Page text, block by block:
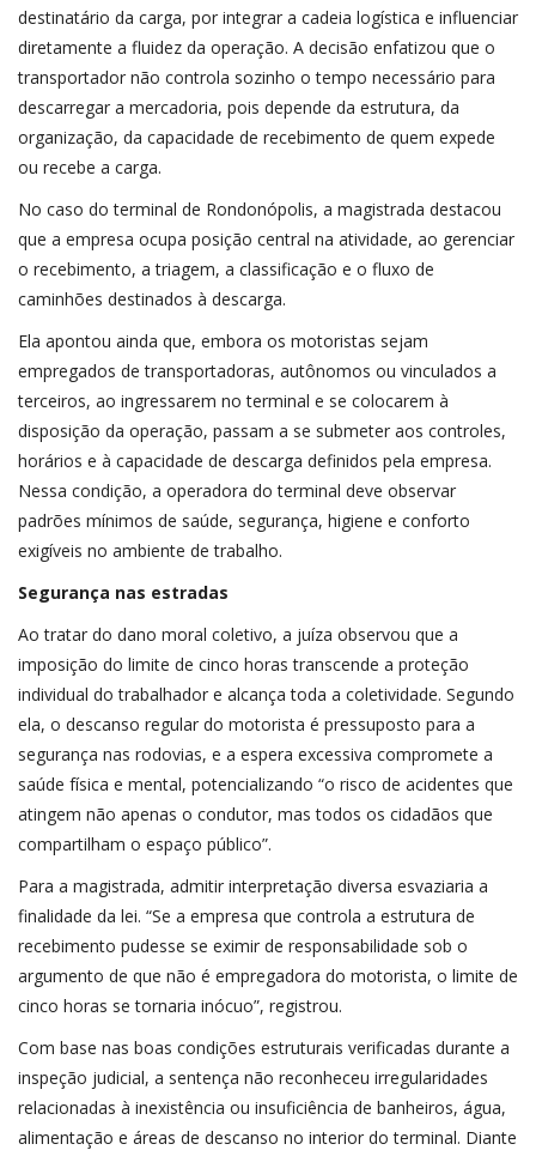
destinatário da carga, por integrar a cadeia logística e influenciar
diretamente a fluidez da operação. A decisão enfatizou que o
transportador não controla sozinho o tempo necessário para
descarregar a mercadoria, pois depende da estrutura, da
organização, da capacidade de recebimento de quem expede
ou recebe a carga.
No caso do terminal de Rondonópolis, a magistrada destacou
que a empresa ocupa posição central na atividade, ao gerenciar
o recebimento, a triagem, a classificação e o fluxo de
caminhões destinados à descarga.
Ela apontou ainda que, embora os motoristas sejam
empregados de transportadoras, autônomos ou vinculados a
terceiros, ao ingressarem no terminal e se colocarem à
disposição da operação, passam a se submeter aos controles,
horários e à capacidade de descarga definidos pela empresa.
Nessa condição, a operadora do terminal deve observar
padrões mínimos de saúde, segurança, higiene e conforto
exigíveis no ambiente de trabalho.
Segurança nas estradas
Ao tratar do dano moral coletivo, a juíza observou que a
imposição do limite de cinco horas transcende a proteção
individual do trabalhador e alcança toda a coletividade. Segundo
ela, o descanso regular do motorista é pressuposto para a
segurança nas rodovias, e a espera excessiva compromete a
saúde física e mental, potencializando “o risco de acidentes que
atingem não apenas o condutor, mas todos os cidadãos que
compartilham o espaço público”.
Para a magistrada, admitir interpretação diversa esvaziaria a
finalidade da lei. “Se a empresa que controla a estrutura de
recebimento pudesse se eximir de responsabilidade sob o
argumento de que não é empregadora do motorista, o limite de
cinco horas se tornaria inócuo”, registrou.
Com base nas boas condições estruturais verificadas durante a
inspeção judicial, a sentença não reconheceu irregularidades
relacionadas à inexistência ou insuficiência de banheiros, água,
alimentação e áreas de descanso no interior do terminal. Diante